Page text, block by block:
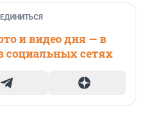
и видео дня — в
социальных сетях